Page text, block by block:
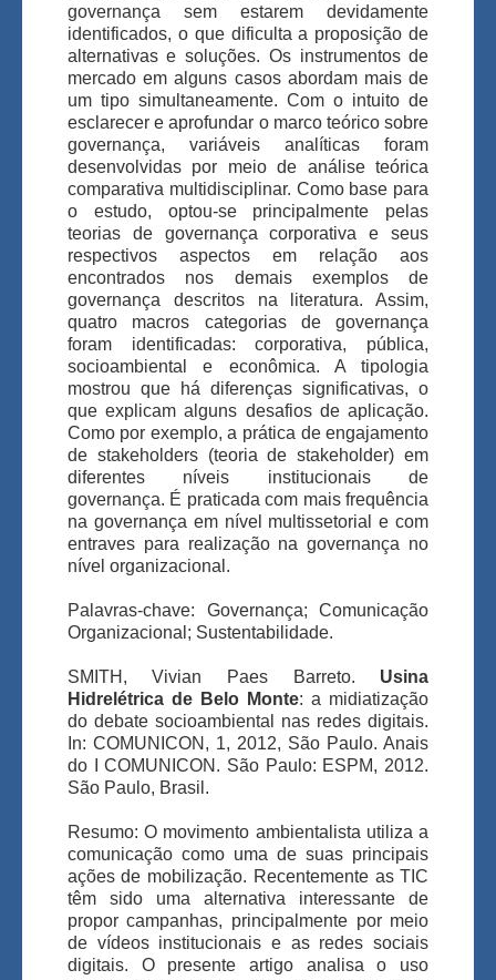
governança sem estarem devidamente
identificados, o que dificulta a proposição de
alternativas e soluções. Os instrumentos de
mercado em alguns casos abordam mais de
um tipo simultaneamente. Com o intuito de
esclarecer e aprofundar o marco teórico sobre
governança, variáveis analíticas foram
desenvolvidas por meio de análise teórica
comparativa multidisciplinar. Como base para
o estudo, optou-se principalmente pelas
teorias de governança corporativa e seus
respectivos aspectos em relação aos
encontrados nos demais exemplos de
governança descritos na literatura. Assim,
quatro macros categorias de governança
foram identificadas: corporativa, pública,
socioambiental e econômica. A tipologia
mostrou que há diferenças significativas, o
que explicam alguns desafios de aplicação.
Como por exemplo, a prática de engajamento
de stakeholders (teoria de stakeholder) em
diferentes níveis institucionais de
governança. É praticada com mais frequência
na governança em nível multissetorial e com
entraves para realização na governança no
nível organizacional.
Palavras-chave: Governança; Comunicação
Organizacional; Sustentabilidade.
SMITH, Vivian Paes Barreto. Usina
Hidrelétrica de Belo Monte: a midiatização
do debate socioambiental nas redes digitais.
In: COMUNICON, 1, 2012, São Paulo. Anais
do I COMUNICON. São Paulo: ESPM, 2012.
São Paulo, Brasil.
Resumo: O movimento ambientalista utiliza a
comunicação como uma de suas principais
ações de mobilização. Recentemente as TIC
têm sido uma alternativa interessante de
propor campanhas, principalmente por meio
de vídeos institucionais e as redes sociais
digitais. O presente artigo analisa o uso